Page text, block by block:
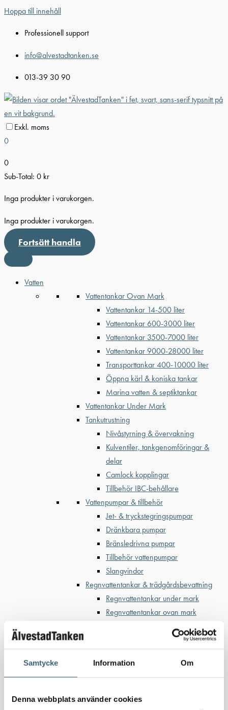
Samtycke Information Om
Denna webbplats använder cookies
Hoppa till innehåll
Professionell support
info@alvestadtanken.se
013-39 30 90
Exkl. moms
0
0
Sub-Total: 0 kr
Inga produkter i varukorgen.
Inga produkter i varukorgen.
Fortsätt handla
Vatten
Vattentankar Ovan Mark
Vattentankar 14-500 liter
Vattentankar 600-3000 liter
Vattentankar 3500-7000 liter
Vattentankar 9000-28000 liter
Transporttankar 400-10000 liter
Öppna kärl & koniska tankar
Marina vatten & septiktankar
Vattentankar Under Mark
Tankutrustning
Nivåstyrning & övervakning
Kulventiler, tankgenomföringar &
delar
Camlock kopplingar
Tillbehör IBC-behållare
Vattenpumpar & tillbehör
Jet- & tryckstegringspumpar
Dränkbara pumpar
Bränsledrivna pumpar
Tillbehör vattenpumpar
Slangvindor
Regnvattentankar & trädgårdsbevattning
Regnvattentankar under mark
Regnvattentankar ovan mark
Regnvattenfilter & lövsilar
Bevattning & underhåll
Bufferttankar till växtskyddsspruta
Vattenplattformar
Vattenvagnar